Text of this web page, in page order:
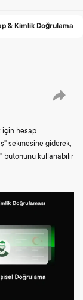
& Kimlik Doğrulama
için hesap
sekmesine giderek,
" butonunu kullanabilir